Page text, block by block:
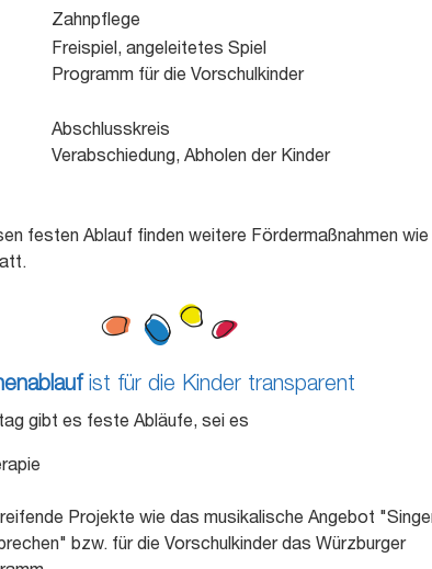
Zahnpflege
Freispiel, angeleitetes Spiel
Programm für die Vorschulkinder
Abschlusskreis
Verabschiedung, Abholen der Kinder
festen Ablauf finden weitere Fördermaßnahmen wie
ist für die Kinder transparent
gibt es feste Abläufe, sei es
Projekte wie das musikalische Angebot
bzw. für die Vorschulkinder das Würzburger